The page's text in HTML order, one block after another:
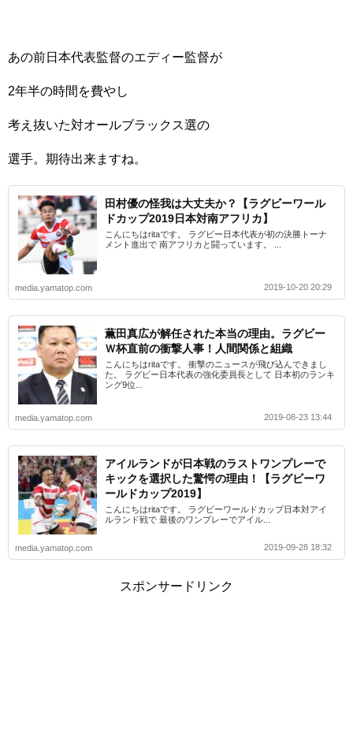
あの前日本代表監督のエディー監督が
2年半の時間を費やし
考え抜いた対オールブラックス選の
選手。期待出来ますね。
田村優の怪我は大丈夫か？【ラグビーワール
ドカップ2019日本対南アフリカ】
こんにちはritaです。 ラグビー日本代表が初の決勝トーナ
メント進出で 南アフリカと闘っています。 ...
media.yamatop.com 2019-10-20 20:29
薫田真広が解任された本当の理由。ラグビー
Ｗ杯直前の衝撃人事！人間関係と組織
こんにちはritaです。 衝撃のニュースが飛び込んできまし
た。 ラグビー日本代表の強化委員長として 日本初のランキ
ング9位...
media.yamatop.com 2019-08-23 13:44
アイルランドが日本戦のラストワンプレーで
キックを選択した驚愕の理由！【ラグビーワ
ールドカップ2019】
こんにちはritaです。 ラグビーワールドカップ日本対アイ
ルランド戦で 最後のワンプレーでアイル...
media.yamatop.com 2019-09-28 18:32
スポンサードリンク